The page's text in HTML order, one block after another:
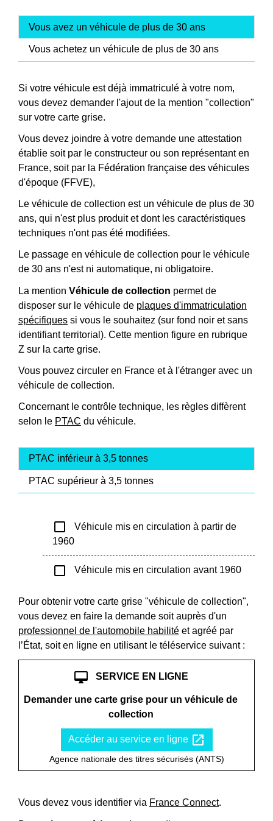
Vous avez un véhicule de plus de 30 ans
Vous achetez un véhicule de plus de 30 ans
Si votre véhicule est déjà immatriculé à votre nom,
vous devez demander l'ajout de la mention "collection"
sur votre carte grise.
Vous devez joindre à votre demande une attestation
établie soit par le constructeur ou son représentant en
France, soit par la Fédération française des véhicules
d'époque (FFVE),
Le véhicule de collection est un véhicule de plus de 30
ans, qui n'est plus produit et dont les caractéristiques
techniques n'ont pas été modifiées.
Le passage en véhicule de collection pour le véhicule
de 30 ans n'est ni automatique, ni obligatoire.
La mention Véhicule de collection permet de
disposer sur le véhicule de plaques d'immatriculation
spécifiques si vous le souhaitez (sur fond noir et sans
identifiant territorial). Cette mention figure en rubrique
Z sur la carte grise.
Vous pouvez circuler en France et à l'étranger avec un
véhicule de collection.
Concernant le contrôle technique, les règles diffèrent
selon le PTAC du véhicule.
PTAC inférieur à 3,5 tonnes
PTAC supérieur à 3,5 tonnes
check_box_outline_blank
Véhicule mis en circulation à partir de
1960
check_box_outline_blank Véhicule mis en circulation avant 1960
Pour obtenir votre carte grise "véhicule de collection",
vous devez en faire la demande soit auprès d'un
professionnel de l'automobile habilité et agréé par
l’État, soit en ligne en utilisant le téléservice suivant :
desktop_mac SERVICE EN LIGNE
Demander une carte grise pour un véhicule de
collection
Accéder au service en ligne open_in_new
Agence nationale des titres sécurisés (ANTS)
Vous devez vous identifier via France Connect.